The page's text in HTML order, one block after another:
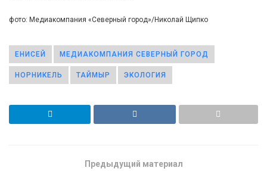
фото: Медиакомпания «Северный город»/Николай Щипко
ЕНИСЕЙ МЕДИАКОМПАНИЯ СЕВЕРНЫЙ ГОРОД
НОРНИКЕЛЬ ТАЙМЫР ЭКОЛОГИЯ
Предыдущий материал